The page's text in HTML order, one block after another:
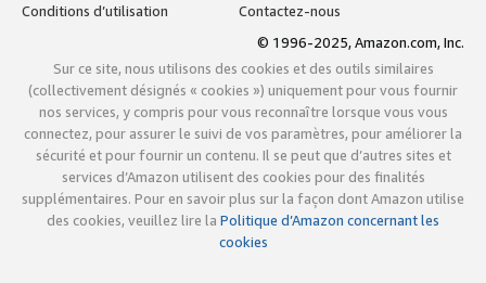
Conditions d’utilisation
Contactez-nous
© 1996-2025, Amazon.com, Inc.
Sur ce site, nous utilisons des cookies et des outils similaires
(collectivement désignés « cookies ») uniquement pour vous fournir
nos services, y compris pour vous reconnaître lorsque vous vous
connectez, pour assurer le suivi de vos paramètres, pour améliorer la
sécurité et pour fournir un contenu. Il se peut que d’autres sites et
services d’Amazon utilisent des cookies pour des finalités
supplémentaires. Pour en savoir plus sur la façon dont Amazon utilise
des cookies, veuillez lire la Politique d’Amazon concernant les
cookies